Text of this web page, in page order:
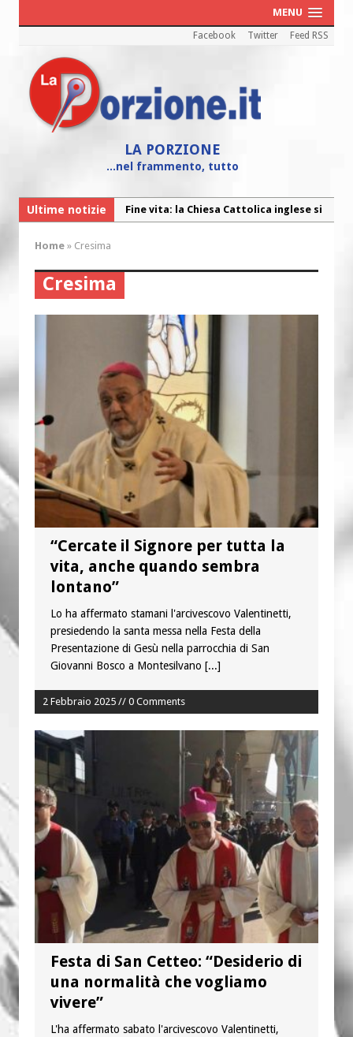
MENU
Facebook Twitter Feed RSS
LA PORZIONE
...nel frammento, tutto
Ultime notizie
Fine vita: la Chiesa Cattolica inglese si
Montesilvano: “Tanta la devozione”
“Chiediamogli di legarci al bene”
“Chiediamo al Signore di capire ciò che
è buono, giusto e santo per la nostra
vita”
Colletta pro Venezuela: aderisce
anche l’Arcidiocesi di Pescara-Penne
Home » Cresima
Cresima
“Cercate il Signore per tutta la
vita, anche quando sembra
lontano”
Lo ha affermato stamani l'arcivescovo Valentinetti,
presiedendo la santa messa nella Festa della
Presentazione di Gesù nella parrocchia di San
Giovanni Bosco a Montesilvano [...]
2 Febbraio 2025 // 0 Comments
Festa di San Cetteo: “Desiderio di
una normalità che vogliamo
vivere”
L'ha affermato sabato l'arcivescovo Valentinetti,